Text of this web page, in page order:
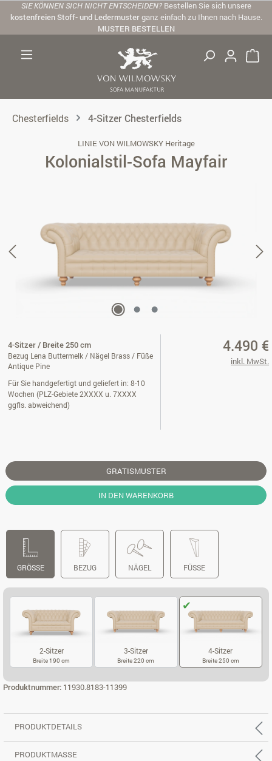
Zum Hauptinhalt springen
SIE KÖNNEN SICH NICHT ENTSCHEIDEN? Bestellen Sie sich unsere
kostenfreien Stoff- und Ledermusterganz einfach zu Ihnen nach Hause.
MUSTER BESTELLEN
Chesterfields 4-Sitzer Chesterfields
LINIE VON WILMOWSKY Heritage
Kolonialstil-Sofa Mayfair
4-Sitzer / Breite 250 cm
Bezug Lena Buttermelk / Nägel Brass / Füße
Antique Pine
Für Sie handgefertigt und geliefert in: 8-10
Wochen (PLZ-Gebiete 2XXXX u. 7XXXX
ggfls. abweichend)
4.490 €
inkl. MwSt.
GRATISMUSTER
IN DEN WARENKORB
GRÖSSE BEZUG NÄGEL FÜSSE
2-Sitzer
Breite 190 cm
3-Sitzer
Breite 220 cm
4-Sitzer
Breite 250 cm
Produktnummer: 11930.8183-11399
PRODUKTDETAILS
PRODUKTMASSE